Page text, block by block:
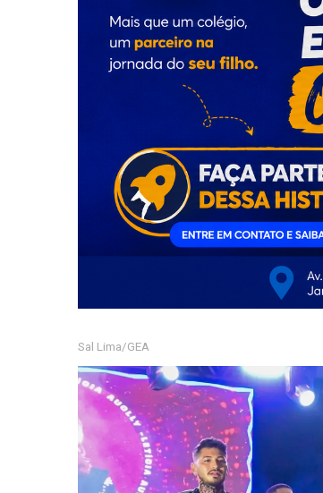
Sal Lima/GEA